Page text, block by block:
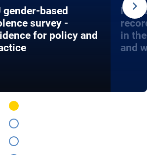
gender-based
survey -
for policy and
in the
and